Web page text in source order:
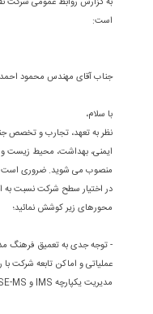
است:
جناب آقای مهندس محمود
با سلام،
نظر به تعهد، تجارب و تخصص
ایمنی، بهداشت، محیط زیست و
منصوب می شوید. ضروری است
در اختیار سطح شرکت نسبت به
محورهای زیر کوشش نمائید؛
عملیاتی و اماکن تابعه شرکت
مدیریت یکپارچه IMS و HSE-MS